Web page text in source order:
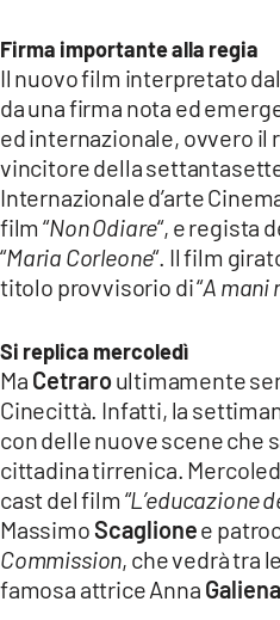
CATANZAROCHANNEL.IT
LACAPITALENEWS.IT
App
ANDROID
APPLE
Firma importante alla regia
Il nuovo film interpretato
da una firma nota ed
ed internazionale, ovvero il
vincitore della
Internazionale d’arte
film “Non Odiare“, e regista
“Maria Corleone“. Il film
titolo provvisorio di “A mani
Si replica mercoledì
Ma Cetraroultimamente
Cinecittà. Infatti, la
con delle nuove scene che
cittadina tirrenica.
cast del film “L’educazione
MassimoScaglionee
Commission, che vedrà tra
famosa attrice Anna Galiena